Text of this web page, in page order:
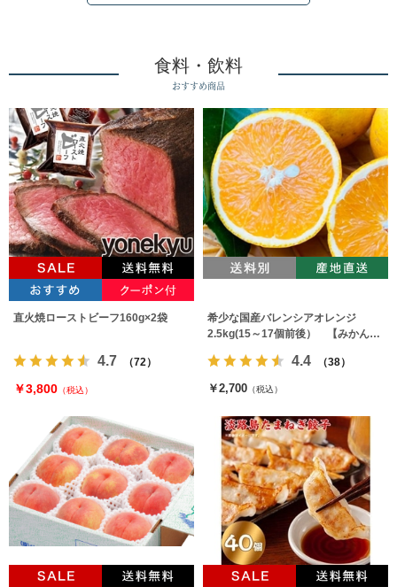
食料・飲料
おすすめ商品
直火焼ローストビーフ160g×2袋
4.7 （72）
￥3,800 （税込）
希少な国産バレンシアオレンジ
2.5kg(15～17個前後） 【みかんの
4.4 （38）
￥2,700 （税込）